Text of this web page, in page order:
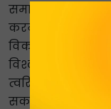
समाधान करना हो
करना हो। ऐसा
विकल्प की
विश्लेषणात्मक
त्वरित निर्णय
सकता।